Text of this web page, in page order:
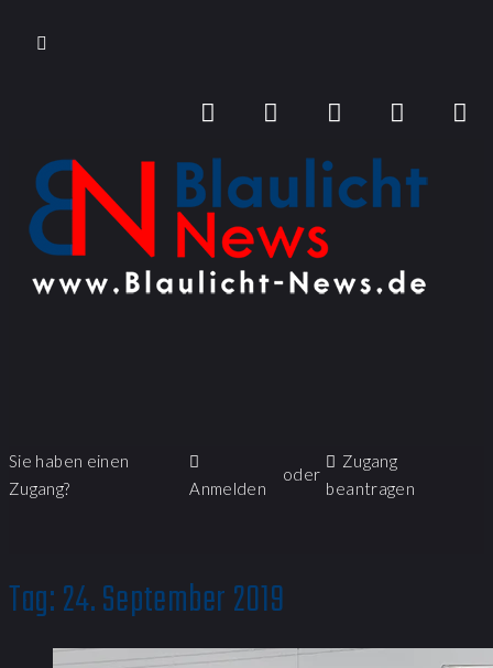
Sie haben einen
Zugang?
Anmelden
oder
Zugang
beantragen
Tag:24. September 2019